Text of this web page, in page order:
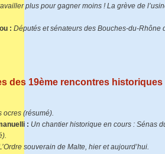
plus pour gagner moins ! La grève de
: Députés et sénateurs des Bouches-du-Rhône
des 19ème rencontres historiques
ocres (résumé).
: Un chantier historique en cours : Sénas
souverain de Malte, hier et aujourd’hui.